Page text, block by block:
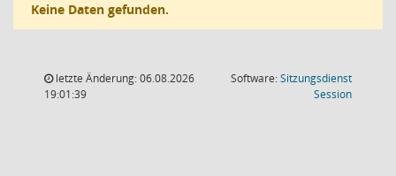
Keine Daten gefunden.
letzte Änderung: 06.08.2026
19:01:39
Software:Sitzungsdienst
Session(Wird in